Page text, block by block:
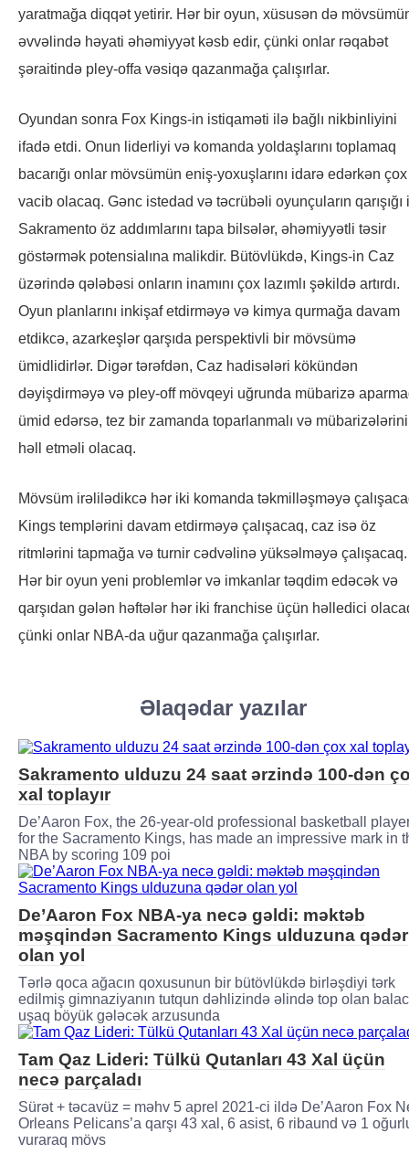
yaratmağa diqqət yetirir. Hər bir oyun, xüsusən də
əvvəlində həyati əhəmiyyət kəsb edir, çünki onlar rəqabət
şəraitində pley-offa vəsiqə qazanmağa çalışırlar.
Oyundan sonra Fox Kings-in istiqaməti ilə bağlı nikbinliyini
ifadə etdi. Onun liderliyi və komanda yoldaşlarını toplamaq
bacarığı onlar mövsümün eniş-yoxuşlarını idarə edərkən çox
vacib olacaq. Gənc istedad və təcrübəli oyunçuların qarışığı
Sakramento öz addımlarını tapa bilsələr, əhəmiyyətli təsir
göstərmək potensialına malikdir. Bütövlükdə, Kings-in Caz
üzərində qələbəsi onların inamını çox lazımlı şəkildə artırdı.
Oyun planlarını inkişaf etdirməyə və kimya qurmağa davam
etdikcə, azarkeşlər qarşıda perspektivli bir mövsümə
ümidlidirlər. Digər tərəfdən, Caz hadisələri kökündən
dəyişdirməyə və pley-off mövqeyi uğrunda mübarizə
ümid edərsə, tez bir zamanda toparlanmalı və mübarizələrini
həll etməli olacaq.
Mövsüm irəlilədikcə hər iki komanda təkmilləşməyə
Kings templərini davam etdirməyə çalışacaq, caz isə öz
ritmlərini tapmağa və turnir cədvəlinə yüksəlməyə çalışacaq.
Hər bir oyun yeni problemlər və imkanlar təqdim edəcək və
qarşıdan gələn həftələr hər iki franchise üçün həlledici
çünki onlar NBA-da uğur qazanmağa çalışırlar.
Əlaqədar yazılar
Sakramento ulduzu 24 saat ərzində 100-dən
xal toplayır
De’Aaron Fox, the 26-year-old professional basketball
for the Sacramento Kings, has made an impressive mark in
NBA by scoring 109 poi
De’Aaron Fox NBA-ya necə gəldi: məktəb
məşqindən Sacramento Kings ulduzuna qədər
olan yol
Tərlə qoca ağacın qoxusunun bir bütövlükdə birləşdiyi tərk
edilmiş gimnaziyanın tutqun dəhlizində əlində top olan
uşaq böyük gələcək arzusunda
Tam Qaz Lideri: Tülkü Qutanları 43 Xal üçün
necə parçaladı
Sürət + təcavüz = məhv 5 aprel 2021-ci ildə De’Aaron Fox
Orleans Pelicans’a qarşı 43 xal, 6 asist, 6 ribaund və 1
vuraraq mövs